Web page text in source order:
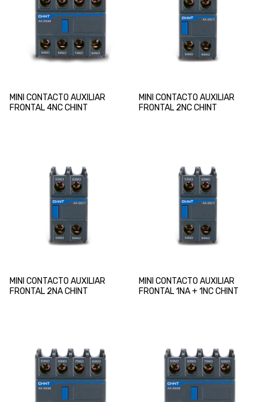
MINI CONTACTO AUXILIAR
FRONTAL 4NC CHINT
MINI CONTACTO AUXILIAR
FRONTAL 2NC CHINT
MINI CONTACTO AUXILIAR
FRONTAL 2NA CHINT
MINI CONTACTO AUXILIAR
FRONTAL 1NA + 1NC CHINT